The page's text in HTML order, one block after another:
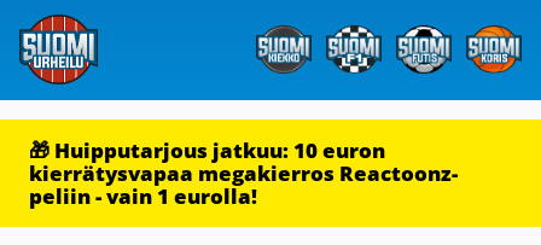
🎁 Huipputarjous jatkuu: 10 euron
kierrätysvapaa megakierros Reactoonz-
peliin - vain 1 eurolla!